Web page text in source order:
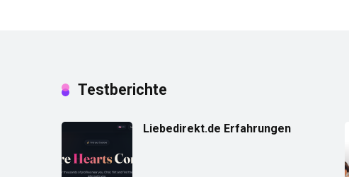
Testberichte
Liebedirekt.de Erfahrungen